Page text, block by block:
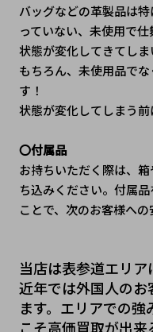
バッグなどの革製品は
っていない、未使用で
状態が変化してきてしま
もちろん、未使用品で
す！
状態が変化してしまう
〇付属品
お持ちいただく際は、
ち込みください。付属
ことで、次のお客様への
当店は表参道エリア
近年では外国人のお
ます。エリアでの
こそ高価買取が出来